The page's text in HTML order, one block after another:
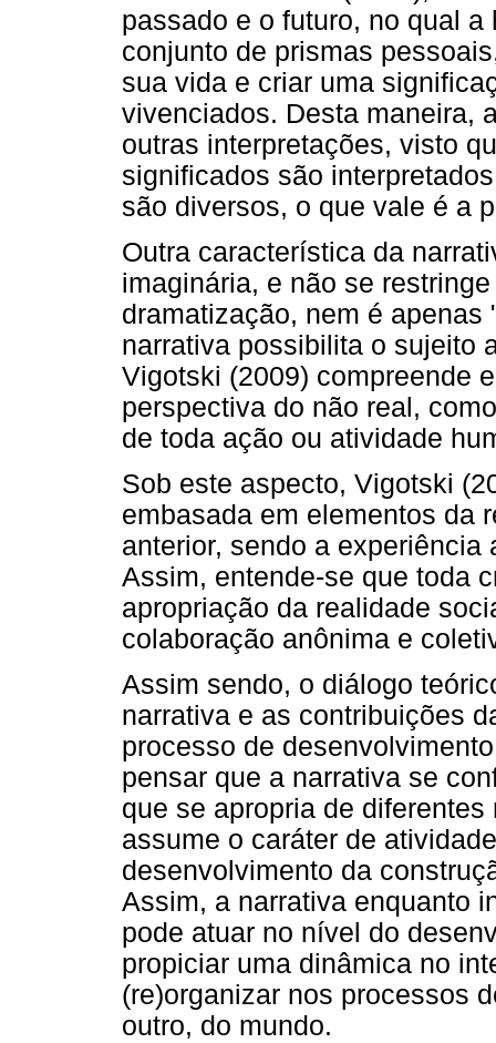
passado e o futuro, no qual
conjunto de prismas
sua vida e criar uma
vivenciados. Desta maneira,
outras interpretações, visto
significados são
são diversos, o que vale é a
Outra característica da
imaginária, e não se
dramatização, nem é apenas
narrativa possibilita o sujeito
Vigotski (2009) compreende
perspectiva do não real,
de toda ação ou atividade
Sob este aspecto, Vigotski
embasada em elementos da
anterior, sendo a
Assim, entende-se que toda
apropriação da realidade
colaboração anônima e
Assim sendo, o diálogo
narrativa e as contribuições
processo de
pensar que a narrativa se
que se apropria de
assume o caráter de
desenvolvimento da
Assim, a narrativa enquanto
pode atuar no nível do
propiciar uma dinâmica no
(re)organizar nos processos
outro, do mundo.